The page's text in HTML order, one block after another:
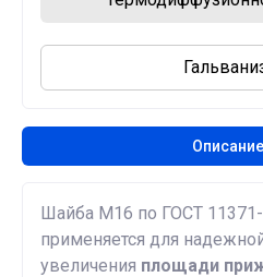
Описание
Шайба М16 по ГОСТ 11371-
применяется для
увеличения площади